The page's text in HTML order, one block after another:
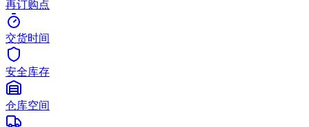
再订购点
交货时间
安全库存
仓库空间